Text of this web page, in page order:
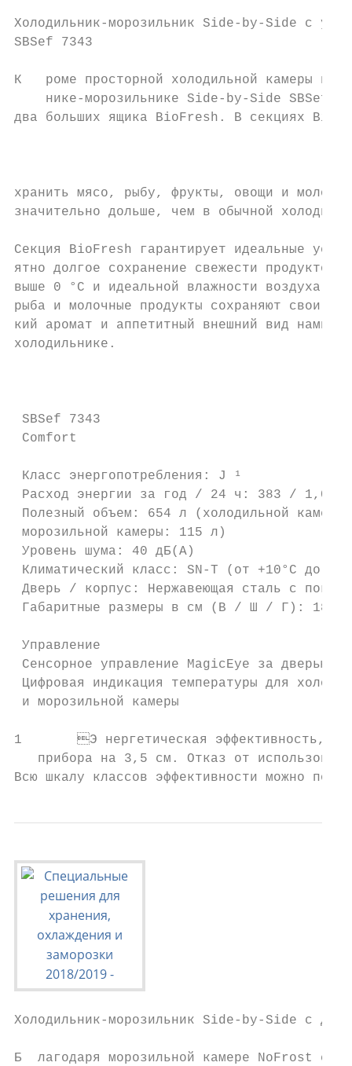
Холодильник-морозильник Side-by-Side с
SBSef 7343
К   роме просторной холодильной камеры в
нике-морозильнике Side-by-Side SBSef
два больших ящика BioFresh. В секциях
хранить мясо, рыбу, фрукты, овощи и
значительно дольше, чем в обычной
Секция BioFresh гарантирует идеальные
ятно долгое сохранение свежести
выше 0 °С и идеальной влажности
рыба и молочные продукты сохраняют
кий аромат и аппетитный внешний вид
холодильнике.
SBSef 7343
Comfort
Класс энергопотребления: J ¹
Расход энергии за год / 24 ч: 383 / 1,048
Полезный объем: 654 л (холодильной
морозильной камеры: 115 л)
Уровень шума: 40 дБ(А)
Климатический класс: SN-T (от +10°C до
Дверь / корпус: Нержавеющая сталь с
Габаритные размеры в см (В / Ш / Г):
Управление
Сенсорное управление MagicEye за
Цифровая индикация температуры для
и морозильной камеры
1	Э нергетическая эффективность, заявленная производителем, может быть достигнута в случае установки ограничителей на заднюю стенку прибора. Ограничители увеличивают глубину
прибора на 3,5 см. Отказ от
Всю шкалу классов эффективности
Холодильник-морозильник Side-by-Side с
Б  лагодаря морозильной камере NoFrost с